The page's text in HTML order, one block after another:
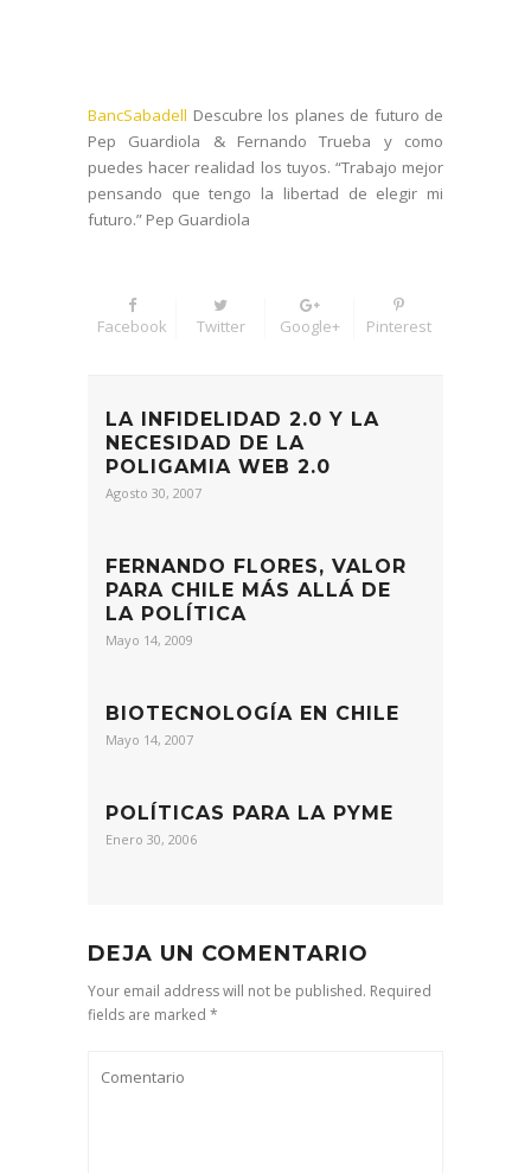
BancSabadell Descubre los planes de futuro de
Pep Guardiola & Fernando Trueba y como
puedes hacer realidad los tuyos. “Trabajo mejor
pensando que tengo la libertad de elegir mi
futuro.” Pep Guardiola
Facebook Twitter Google+ Pinterest
LA INFIDELIDAD 2.0 Y LA
NECESIDAD DE LA
POLIGAMIA WEB 2.0
Agosto 30, 2007
FERNANDO FLORES, VALOR
PARA CHILE MÁS ALLÁ DE
LA POLÍTICA
Mayo 14, 2009
BIOTECNOLOGÍA EN CHILE
Mayo 14, 2007
POLÍTICAS PARA LA PYME
Enero 30, 2006
DEJA UN COMENTARIO
Your email address will not be published. Required
fields are marked *